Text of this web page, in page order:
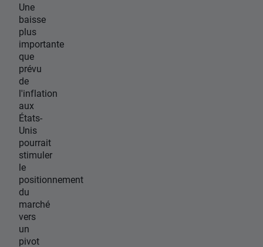
Une
baisse
plus
importante
que
prévu
de
l'inflation
aux
États-
Unis
pourrait
stimuler
le
positionnement
du
marché
vers
un
pivot